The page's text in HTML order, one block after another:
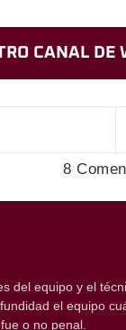
CANAL DE
8
del equipo y el
el equipo
o no penal.